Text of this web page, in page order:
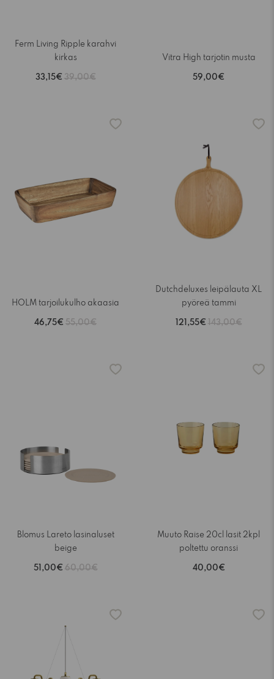
Ferm Living Ripple karahvi
kirkas
33,15€ 39,00€
Vitra High tarjotin musta
59,00€
HOLM tarjoilukulho akaasia
46,75€ 55,00€
Dutchdeluxes leipälauta XL
pyöreä tammi
121,55€ 143,00€
Blomus Lareto lasinaluset
beige
51,00€ 60,00€
Muuto Raise 20cl lasit 2kpl
poltettu oranssi
40,00€